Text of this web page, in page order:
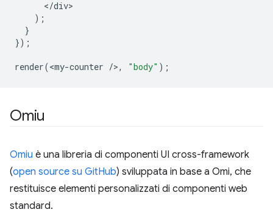
</div
);
}
});
render(<my-counter />, "body" );
Omiu
Omiu è una libreria di componenti UI cross-framework
(open source su GitHub) sviluppata in base a Omi, che
restituisce elementi personalizzati di componenti web
standard.